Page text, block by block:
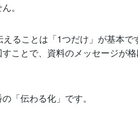
。
ることは「1つだけ」が基本で
ことで、資料のメッセージが
「伝わる化」です。